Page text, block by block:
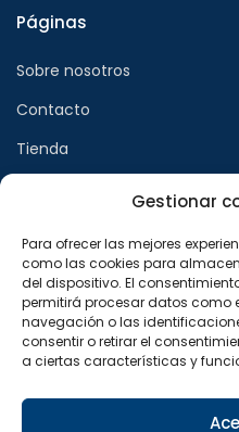
Gestionar
Para ofrecer las mejores
como las cookies para
del dispositivo. El
permitirá procesar datos como
navegación o las
consentir o retirar el
a ciertas características y
Páginas
Sobre nosotros
Contacto
Tienda
Aviso legal
Política de privacidad
Política de cookies
Síguenos en